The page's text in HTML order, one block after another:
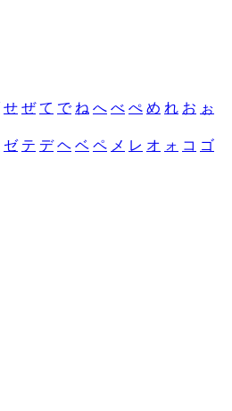
せ ぜ て で ね へ べ ぺ め れ お ぉ
ゼ テ デ ヘ ベ ペ メ レ オ ォ コ ゴ